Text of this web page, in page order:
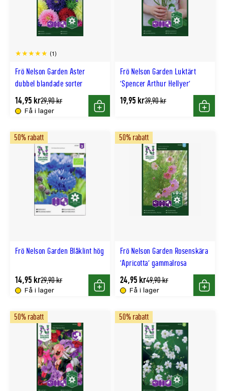
Frö Nelson Garden Aster
dubbel blandade sorter
(1)
Få i lager
14,95 krTidligere
lägsta
pris
29,90 kr
Köp
Frö Nelson Garden Luktärt
'Spencer Arthur Hellyer'
19,95 krTidligere
39,90 kr
Köp
Frö Nelson Garden Blåklint hög
50% rabatt
Få i lager
14,95 krTidligere
lägsta
pris
29,90 kr
Köp
Frö Nelson Garden Rosenskära
'Apricotta' gammalrosa
50% rabatt
Få i lager
24,95 krTidligere
lägsta
pris
49,90 kr
Köp
50% rabatt 50% rabatt